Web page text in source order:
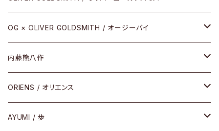
REVIVAL EDITION
HEAVY EDITION
COMBI （コンビシリーズ）
PREMIUM（プレミアムシリーズ）
メタル
セル
コンビ
OG × OLIVER GOLDSMITH / オージーバイ
メタル
セル
コンビ
内藤熊八作
セル
メタル
ORIENS / オリエンス
セルフレーム
AYUMI / 歩